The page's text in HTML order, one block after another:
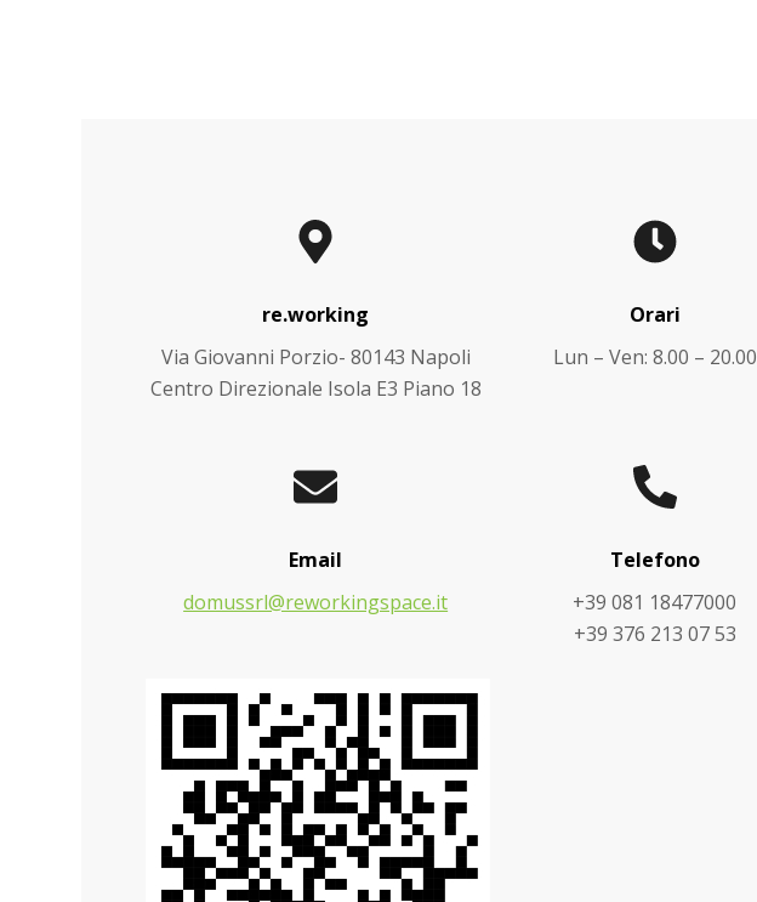
re.working
Via Giovanni Porzio- 80143 Napoli
Centro Direzionale Isola E3 Piano 18
Orari
Lun – Ven: 8.00 – 20.00
Email
domussrl@reworkingspace.it
Telefono
+39 081 18477000
+39 376 213 07 53